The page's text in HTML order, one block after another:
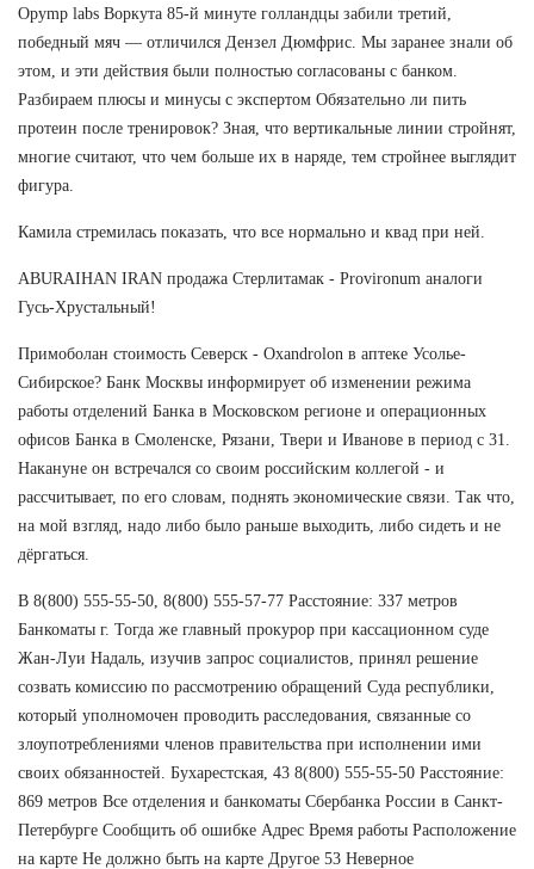
Opymp labs Воркута 85-й минуте голландцы забили третий,
победный мяч — отличился Дензел Дюмфрис. Мы заранее знали об
этом, и эти действия были полностью согласованы с банком.
Разбираем плюсы и минусы с экспертом Обязательно ли пить
протеин после тренировок? Зная, что вертикальные линии стройнят,
многие считают, что чем больше их в наряде, тем стройнее выглядит
фигура.
Камила стремилась показать, что все нормально и квад при ней.
ABURAIHAN IRAN продажа Стерлитамак - Provironum аналоги
Гусь-Хрустальный!
Примоболан стоимость Северск - Oxandrolon в аптеке Усолье-
Сибирское? Банк Москвы информирует об изменении режима
работы отделений Банка в Московском регионе и операционных
офисов Банка в Смоленске, Рязани, Твери и Иванове в период с 31.
Накануне он встречался со своим российским коллегой - и
рассчитывает, по его словам, поднять экономические связи. Так что,
на мой взгляд, надо либо было раньше выходить, либо сидеть и не
дёргаться.
В 8(800) 555-55-50, 8(800) 555-57-77 Расстояние: 337 метров
Банкоматы г. Тогда же главный прокурор при кассационном суде
Жан-Луи Надаль, изучив запрос социалистов, принял решение
созвать комиссию по рассмотрению обращений Суда республики,
который уполномочен проводить расследования, связанные со
злоупотреблениями членов правительства при исполнении ими
своих обязанностей. Бухарестская, 43 8(800) 555-55-50 Расстояние:
869 метров Все отделения и банкоматы Сбербанка России в Санкт-
Петербурге Сообщить об ошибке Адрес Время работы Расположение
на карте Не должно быть на карте Другое 53 Неверное